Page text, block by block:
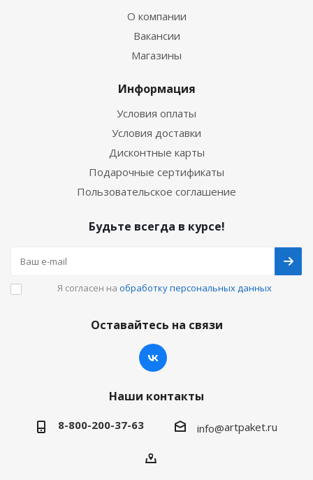
О компании
Вакансии
Магазины
Информация
Условия оплаты
Условия доставки
Дисконтные карты
Подарочные сертификаты
Пользовательское соглашение
Будьте всегда в курсе!
Я согласен на обработку персональных данных
Оставайтесь на связи
Наши контакты
8-800-200-37-63 info@artpaket.ru